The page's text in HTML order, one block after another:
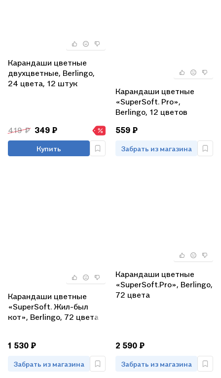
Карандаши цветные
двухцветные, Berlingo,
24 цвета, 12 штук
419 ₽ 349 ₽
Купить
Карандаши цветные
«SuperSoft. Pro»,
Berlingo, 12 цветов
559 ₽
Забрать из магазина
Карандаши цветные
«SuperSoft. Жил-был
кот», Berlingo, 72 цвета
1 530 ₽
Забрать из магазина
Карандаши цветные
«SuperSoft.Pro», Berlingo,
72 цвета
2 590 ₽
Забрать из магазина